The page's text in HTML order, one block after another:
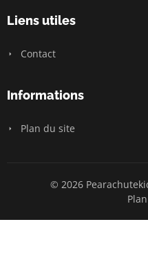
Liens utiles
Contact
Informations
Plan du site
© 2026